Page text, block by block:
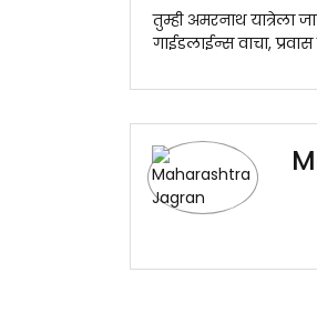
तुम्ही अमरनाथ यात्रेला
गाईडलाईन्स वाचा,